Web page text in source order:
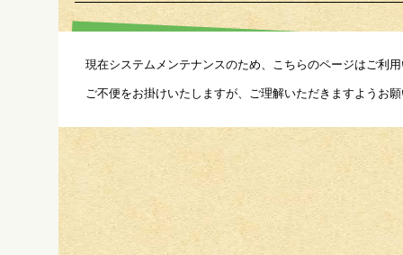
現在システムメンテナンスのため、こちらのページはご利
ご不便をお掛けいたしますが、ご理解いただきますようお